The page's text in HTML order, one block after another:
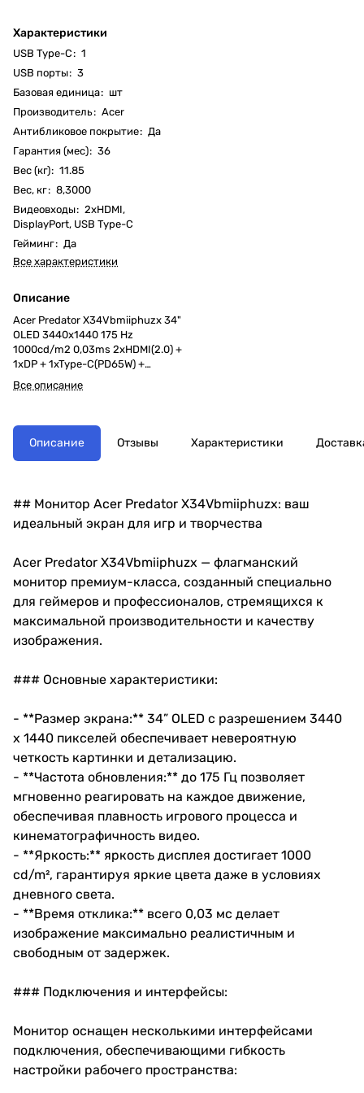
Характеристики
USB Type-C: 1
USB порты: 3
Базовая единица: шт
Производитель: Acer
Антибликовое покрытие: Да
Гарантия (мес): 36
Вес (кг): 11.85
Вес, кг: 8,3000
Видеовходы: 2хHDMI,
DisplayPort, USB Type-C
Гейминг: Да
Все характеристики
Описание
Acer Predator X34Vbmiiphuzx 34"
OLED 3440x1440 175 Hz
1000cd/m2 0,03ms 2xHDMI(2.0) +
1xDP + 1xType-C(PD65W) +
USB3.2 (2Up2Down) + Audio
out+Speaker 5Wx2 120 H.Adj
Все описание
Описание Отзывы Характеристики
## Монитор Acer Predator X34Vbmiiphuzx: ваш
идеальный экран для игр и творчества
Acer Predator X34Vbmiiphuzx — флагманский
монитор премиум-класса, созданный специально
для геймеров и профессионалов, стремящихся к
максимальной производительности и качеству
изображения.
### Основные характеристики:
- **Размер экрана:** 34” OLED с разрешением 3440
x 1440 пикселей обеспечивает невероятную
четкость картинки и детализацию.
- **Частота обновления:** до 175 Гц позволяет
мгновенно реагировать на каждое движение,
обеспечивая плавность игрового процесса и
кинематографичность видео.
- **Яркость:** яркость дисплея достигает 1000
cd/m², гарантируя яркие цвета даже в условиях
дневного света.
- **Время отклика:** всего 0,03 мс делает
изображение максимально реалистичным и
свободным от задержек.
### Подключения и интерфейсы:
Монитор оснащен несколькими интерфейсами
подключения, обеспечивающими гибкость
настройки рабочего пространства: